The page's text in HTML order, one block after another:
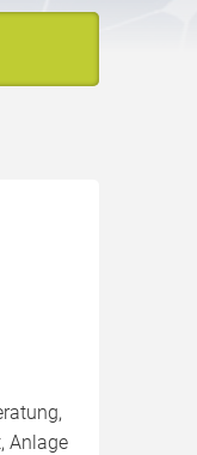
Anlage